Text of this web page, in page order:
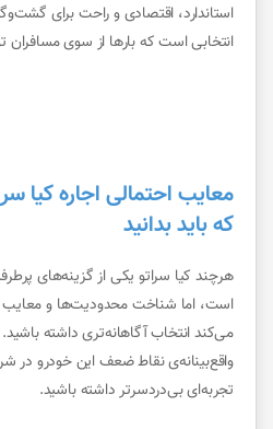
استاندارد، اقتصادی و راحت برای
انتخابی است که بارها از سوی مسافران
معایب احتمالی اجاره کیا
که باید بدانید
هرچند کیا سراتو یکی از گزینه‌های
است، اما شناخت محدودیت‌ها و
می‌کند انتخاب آگاهانه‌تری داشته
واقع‌بینانه‌ی نقاط ضعف این خودرو
تجربه‌ای بی‌دردسرتر داشته باشید.